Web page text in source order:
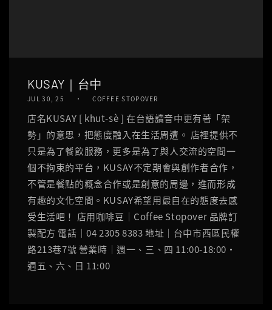
KUSAY｜台中
JUL 30, 25 COFFEE STOPOVER
店名KUSAY [ khut-sè ] 在台語讀音中更有著「架
勢」的意思，把態度融入在生活周遭。 店裡提供不
只是為了餐飲服務，更多是為了與人交流的空間一
個不拘束的平台，KUSAY不定期會與創作者合作，
不管是餐點的概念合作或是創意的周邊，進而形成
有趣的文化空間。KUSAY希望用最自在的態度去感
受生活吧！ 店用咖啡豆｜Coffee Stopover 品牌訂
製配方 電話｜04 2305 8383 地址｜台中市西區民權
路213巷7號 營業時｜週一、三、四 11:00-18:00‧
週五、六、日 11:00